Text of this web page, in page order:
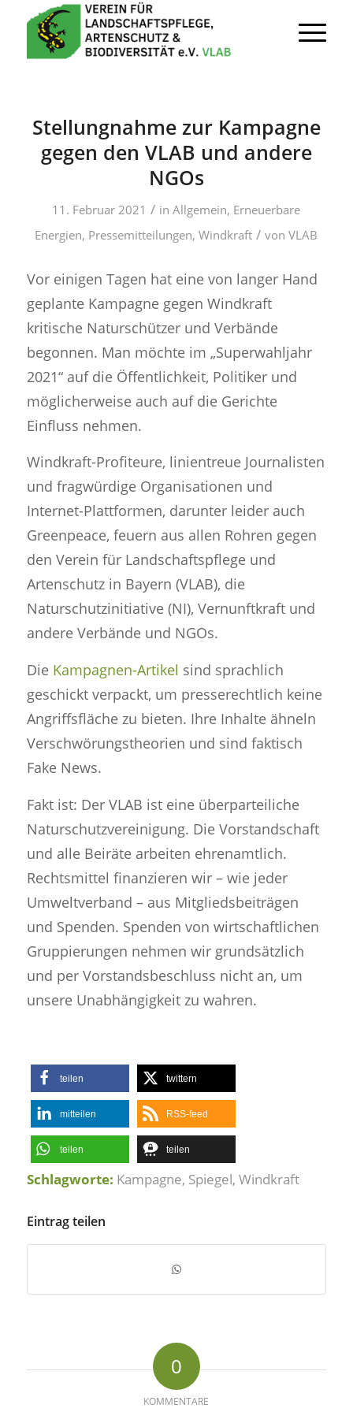
Stellungnahme zur Kampagne
gegen den VLAB und andere
NGOs
11. Februar 2021 / inAllgemein, Erneuerbare
Energien, Pressemitteilungen,Windkraft / vonVLAB
Vor einigen Tagen hat eine von langer Hand
geplante Kampagne gegen Windkraft
kritische Naturschützer und Verbände
begonnen. Man möchte im „Superwahljahr
2021“ auf die Öffentlichkeit, Politiker und
möglicherweise auch auf die Gerichte
Einfluss nehmen.
Windkraft-Profiteure, linientreue Journalisten
und fragwürdige Organisationen und
Internet-Plattformen, darunter leider auch
Greenpeace, feuern aus allen Rohren gegen
den Verein für Landschaftspflege und
Artenschutz in Bayern (VLAB), die
Naturschutzinitiative (NI), Vernunftkraft und
andere Verbände und NGOs.
Die Kampagnen-Artikel sind sprachlich
geschickt verpackt, um presserechtlich keine
Angriffsfläche zu bieten. Ihre Inhalte ähneln
Verschwörungstheorien und sind faktisch
Fake News.
Fakt ist: Der VLAB ist eine überparteiliche
Naturschutzvereinigung. Die Vorstandschaft
und alle Beiräte arbeiten ehrenamtlich.
Rechtsmittel finanzieren wir – wie jeder
Umweltverband – aus Mitgliedsbeiträgen
und Spenden. Spenden von wirtschaftlichen
Gruppierungen nehmen wir grundsätzlich
und per Vorstandsbeschluss nicht an, um
unsere Unabhängigkeit zu wahren.
teilen twittern
mitteilen RSS-feed
teilen teilen
Schlagworte: Kampagne, Spiegel, Windkraft
Eintrag teilen
0
KOMMENTARE